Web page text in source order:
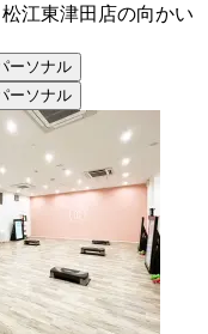
江東津田店の向かい
ーソナル
ーソナル